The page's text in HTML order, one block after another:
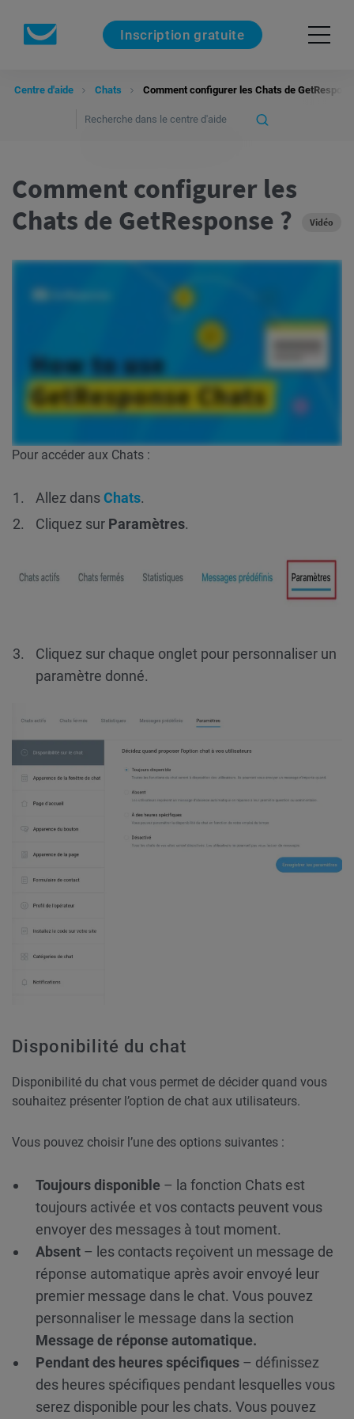
Inscription gratuite
Centre d'aide Chats Comment configurer les Chats de
Comment configurer les
Chats de GetResponse ?
Vidéo
Pour accéder aux Chats :
Allez dansChats.
Cliquez sur Paramètres.
Cliquez sur chaque onglet pour personnaliser un
paramètre donné.
Disponibilité du chat
Disponibilité du chat vous permet de décider quand vous
souhaitez présenter l’option de chat aux utilisateurs.
Vous pouvez choisir l’une des options suivantes :
Toujours disponible – la fonction Chats est
toujours activée et vos contacts peuvent vous
envoyer des messages à tout moment.
Absent – les contacts reçoivent un message de
réponse automatique après avoir envoyé leur
premier message dans le chat. Vous pouvez
personnaliser le message dans la section
Message de réponse automatique.
Pendant des heures spécifiques – définissez
des heures spécifiques pendant lesquelles vous
serez disponible pour les chats. Vous pouvez